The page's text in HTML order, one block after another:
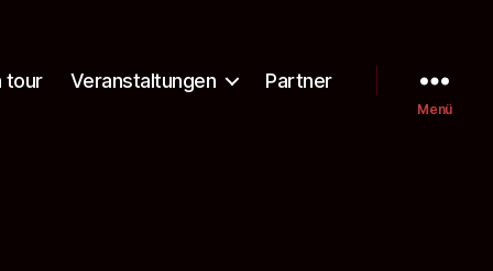
tour Veranstaltungen Partner
Menü